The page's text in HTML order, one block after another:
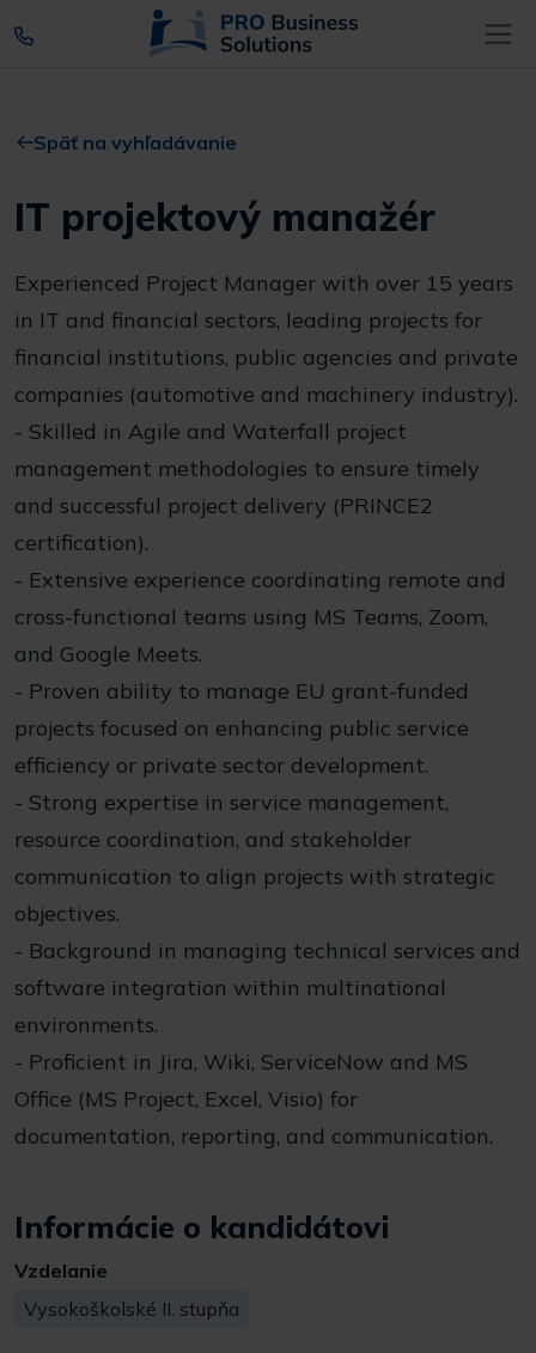
Späť na vyhľadávanie
IT projektový manažér
Experienced Project Manager with over 15 years
in IT and financial sectors, leading projects for
financial institutions, public agencies and private
companies (automotive and machinery industry).
- Skilled in Agile and Waterfall project
management methodologies to ensure timely
and successful project delivery (PRINCE2
certification).
- Extensive experience coordinating remote and
cross-functional teams using MS Teams, Zoom,
and Google Meets.
- Proven ability to manage EU grant-funded
projects focused on enhancing public service
efficiency or private sector development.
- Strong expertise in service management,
resource coordination, and stakeholder
communication to align projects with strategic
objectives.
- Background in managing technical services and
software integration within multinational
environments.
- Proficient in Jira, Wiki, ServiceNow and MS
Office (MS Project, Excel, Visio) for
documentation, reporting, and communication.
Informácie o kandidátovi
Vzdelanie
Vysokoškolské II. stupňa